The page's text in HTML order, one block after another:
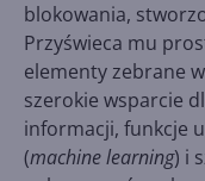
blokowania,
Przyświeca mu
elementy zebrane
szerokie wsparcie
informacji, funkcje
(machine learning) i